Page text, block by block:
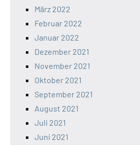
März 2022
Februar 2022
Januar 2022
Dezember 2021
November 2021
Oktober 2021
September 2021
August 2021
Juli 2021
Juni 2021